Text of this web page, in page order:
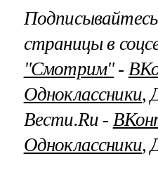
страницы в
"Смотрим"‐
Одноклассники,
Вести.Ru ‐
Одноклассники,